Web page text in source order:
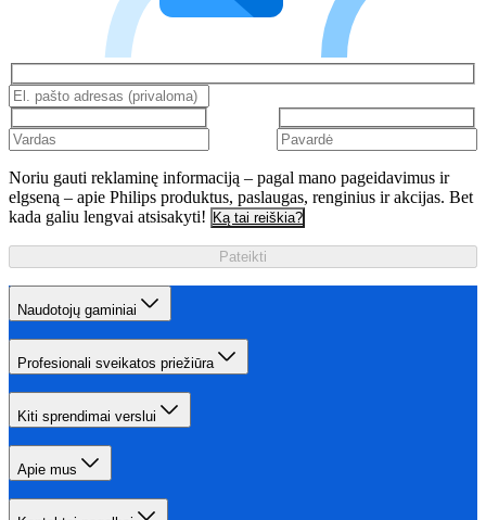
Noriu gauti reklaminę informaciją – pagal mano pageidavimus ir
elgseną – apie Philips produktus, paslaugas, renginius ir akcijas. Bet
kada galiu lengvai atsisakyti! Ką tai reiškia?
Pateikti
Naudotojų gaminiai
Profesionali sveikatos priežiūra
Kiti sprendimai verslui
Apie mus